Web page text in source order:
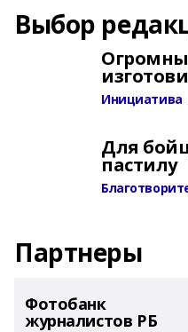
Выбор
Инициатива
Для
пастилу
Партнеры
Фотобанк
журналистов РБ